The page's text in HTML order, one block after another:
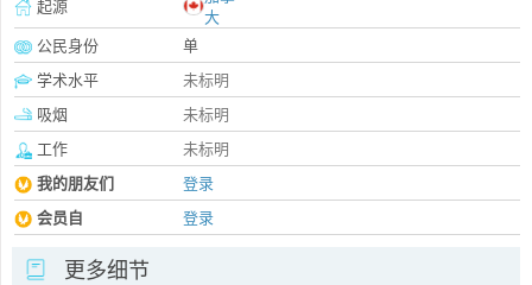
起源
大
公民身份
单
学术水平
未标明
吸烟
未标明
工作
未标明
我的朋友们
登录
会员自
登录
更多细节